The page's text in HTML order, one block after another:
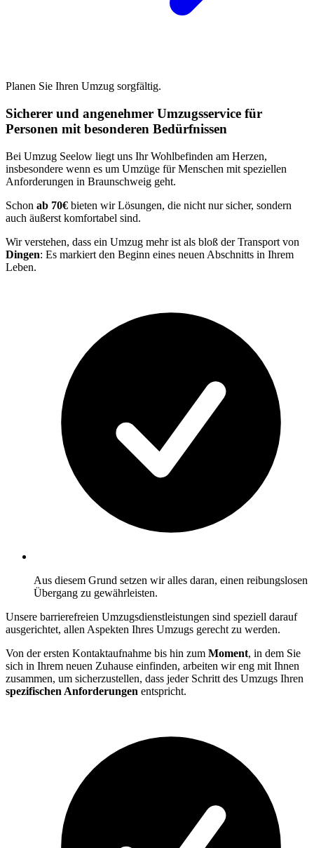
Planen Sie Ihren Umzug sorgfältig.
Sicherer und angenehmer Umzugsservice für
Personen mit besonderen Bedürfnissen
Bei Umzug Seelow liegt uns Ihr Wohlbefinden am Herzen,
insbesondere wenn es um Umzüge für Menschen mit speziellen
Anforderungen in Braunschweig geht.
Schon ab 70€ bieten wir Lösungen, die nicht nur sicher, sondern
auch äußerst komfortabel sind.
Wir verstehen, dass ein Umzug mehr ist als bloß der Transport von
Dingen: Es markiert den Beginn eines neuen Abschnitts in Ihrem
Leben.
Aus diesem Grund setzen wir alles daran, einen reibungslosen
Übergang zu gewährleisten.
Unsere barrierefreien Umzugsdienstleistungen sind speziell darauf
ausgerichtet, allen Aspekten Ihres Umzugs gerecht zu werden.
Von der ersten Kontaktaufnahme bis hin zum Moment, in dem Sie
sich in Ihrem neuen Zuhause einfinden, arbeiten wir eng mit Ihnen
zusammen, um sicherzustellen, dass jeder Schritt des Umzugs Ihren
spezifischen Anforderungen entspricht.